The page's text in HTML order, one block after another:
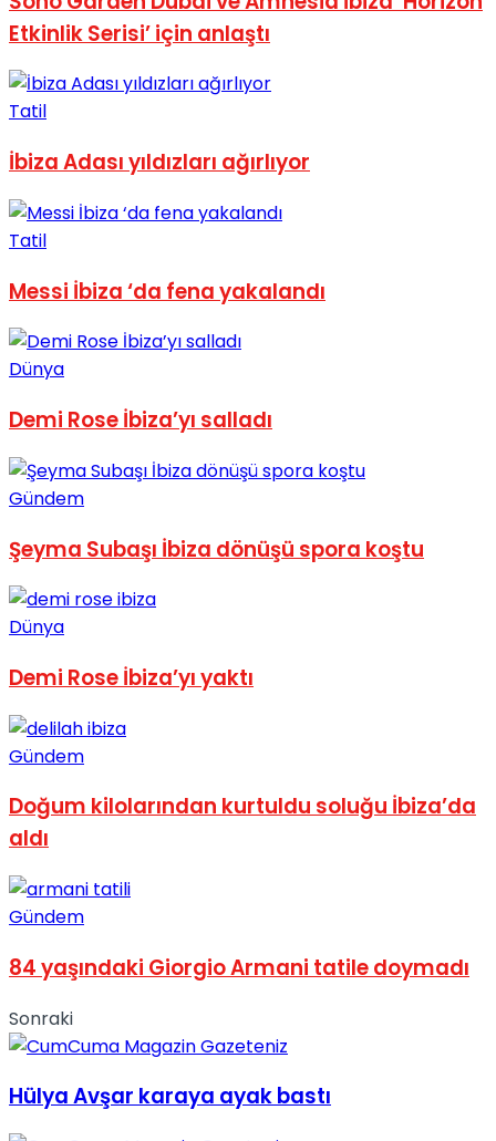
Etkinlik Serisi’ için anlaştı
Tatil
İbiza Adası yıldızları ağırlıyor
Tatil
Messi İbiza ‘da fena yakalandı
Dünya
Demi Rose İbiza’yı salladı
Gündem
Şeyma Subaşı İbiza dönüşü spora koştu
Dünya
Demi Rose İbiza’yı yaktı
Gündem
Doğum kilolarından kurtuldu soluğu İbiza’da
aldı
Gündem
84 yaşındaki Giorgio Armani tatile doymadı
Sonraki
Hülya Avşar karaya ayak bastı